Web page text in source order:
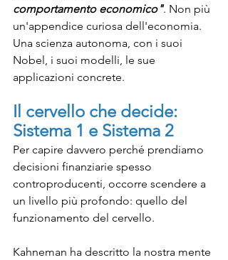
comportamento economico". Non più
un'appendice curiosa dell'economia.
Una scienza autonoma, con i suoi
Nobel, i suoi modelli, le sue
applicazioni concrete.
Il cervello che decide:
Sistema 1 e Sistema 2
Per capire davvero perché prendiamo
decisioni finanziarie spesso
controproducenti, occorre scendere a
un livello più profondo: quello del
funzionamento del cervello.
Kahneman ha descritto la nostra mente